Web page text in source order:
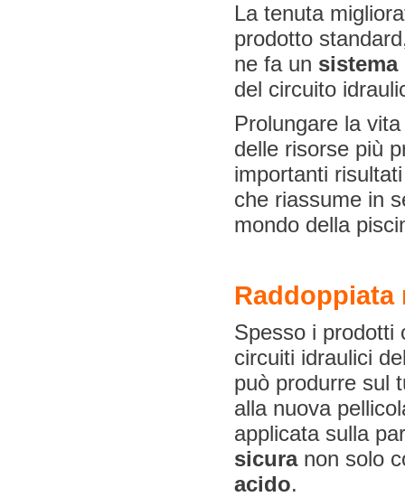
La tenuta
prodotto
ne fa un
del circuito
Prolungare la
delle risorse più
importanti
che riassume in
mondo della
Raddoppiata
Spesso i prodotti
circuiti idraulici
può produrre sul
alla nuova
applicata sulla
sicura non solo
acido.